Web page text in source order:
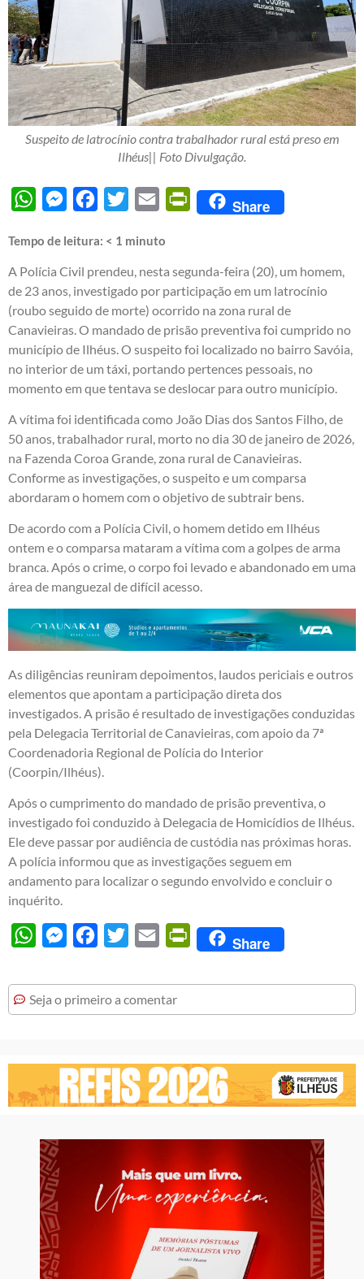
Suspeito de latrocínio contra trabalhador rural está preso em
Ilhéus|| Foto Divulgação.
WhatsAppMessengerFacebook
Twitter Email PrintFriendly
Share
Tempo de leitura: < 1 minuto
A Polícia Civil prendeu, nesta segunda-feira (20), um homem,
de 23 anos, investigado por participação em um latrocínio
(roubo seguido de morte) ocorrido na zona rural de
Canavieiras. O mandado de prisão preventiva foi cumprido no
município de Ilhéus. O suspeito foi localizado no bairro Savóia,
no interior de um táxi, portando pertences pessoais, no
momento em que tentava se deslocar para outro município.
A vítima foi identificada como João Dias dos Santos Filho, de
50 anos, trabalhador rural, morto no dia 30 de janeiro de 2026,
na Fazenda Coroa Grande, zona rural de Canavieiras.
Conforme as investigações, o suspeito e um comparsa
abordaram o homem com o objetivo de subtrair bens.
De acordo com a Polícia Civil, o homem detido em Ilhéus
ontem e o comparsa mataram a vítima com a golpes de arma
branca. Após o crime, o corpo foi levado e abandonado em uma
área de manguezal de difícil acesso.
As diligências reuniram depoimentos, laudos periciais e outros
elementos que apontam a participação direta dos
investigados. A prisão é resultado de investigações conduzidas
pela Delegacia Territorial de Canavieiras, com apoio da 7ª
Coordenadoria Regional de Polícia do Interior
(Coorpin/Ilhéus).
Após o cumprimento do mandado de prisão preventiva, o
investigado foi conduzido à Delegacia de Homicídios de Ilhéus.
Ele deve passar por audiência de custódia nas próximas horas.
A polícia informou que as investigações seguem em
andamento para localizar o segundo envolvido e concluir o
inquérito.
WhatsAppMessengerFacebook
Twitter Email PrintFriendly
Share
Seja o primeiro a comentar